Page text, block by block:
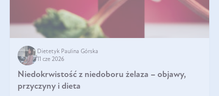
Dietetyk Paulina Górska
11 cze 2026
Niedokrwistość z niedoboru żelaza – objawy,
przyczyny i dieta